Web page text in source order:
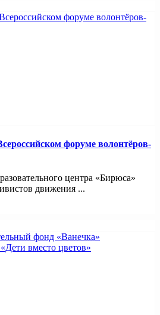
форуме волонтёров-
центра «Бирюса»
движения ...